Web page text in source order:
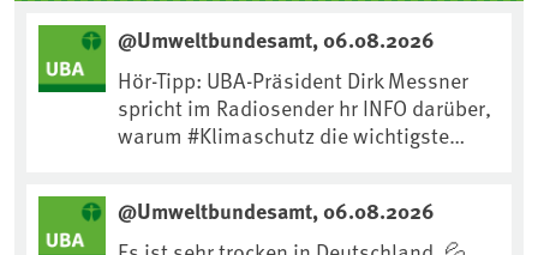
@Umweltbundesamt, 06.08.2026
Hör-Tipp: UBA-Präsident Dirk Messner
spricht im Radiosender hr INFO darüber,
warum #Klimaschutz die wichtigste
https://www.ardsounds.de/episode/urn
:ard:episode:0e7cf1c4b819c26d/
@Umweltbundesamt, 06.08.2026